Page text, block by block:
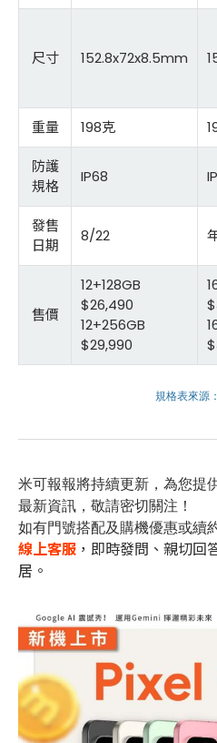
尺寸 152.8x72x8.5mm
重量 198克
防護
規格
IP68
發售
日期
8/22
售價
12+128GB
$26,490
12+256GB
$29,990
規格表來源
米可報報將持續更新，為您提
最新資訊，敬請密切關注！
如有門號搭配及購機優惠或續
線上客服 ，即時發問、親切回
居。